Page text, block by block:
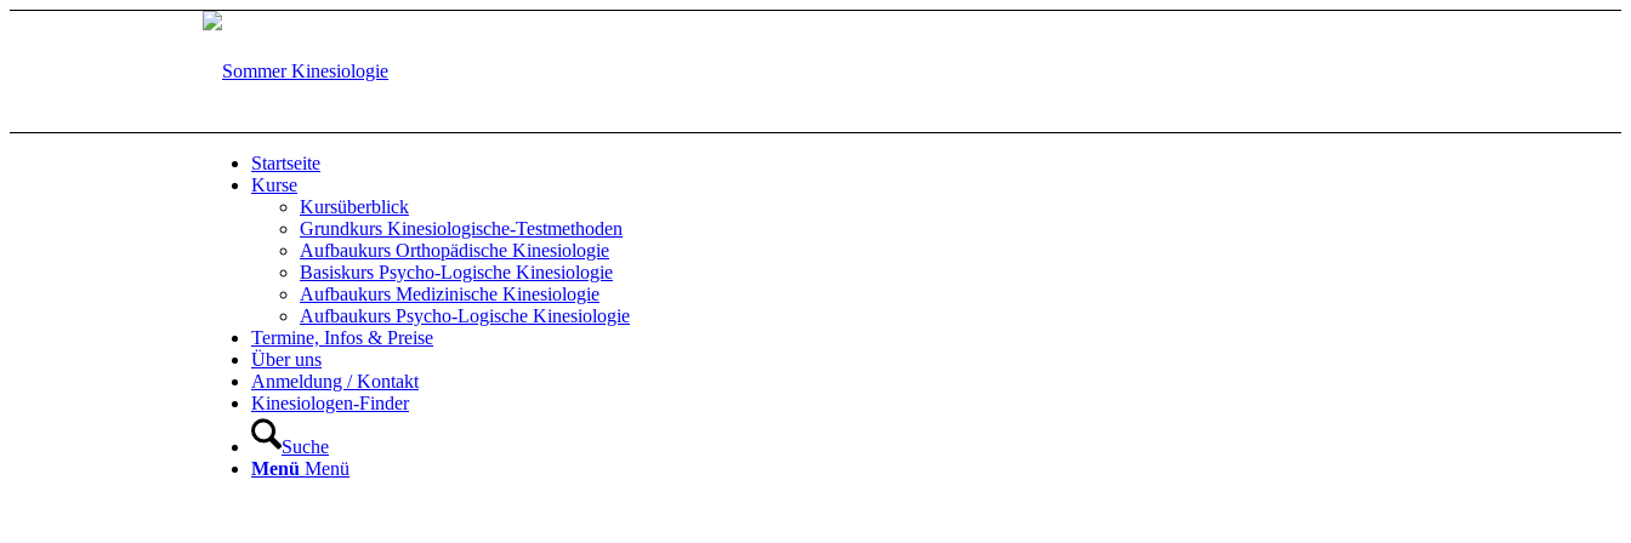
Startseite
Kurse
Kursüberblick
Grundkurs Kinesiologische-Testmethoden
Aufbaukurs Orthopädische Kinesiologie
Basiskurs Psycho-Logische Kinesiologie
Aufbaukurs Medizinische Kinesiologie
Aufbaukurs Psycho-Logische Kinesiologie
Termine, Infos & Preise
Über uns
Anmeldung / Kontakt
Kinesiologen-Finder
Suche
Menü Menü